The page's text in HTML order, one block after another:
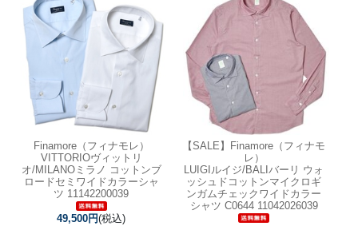
Finamore（フィナモレ）
VITTORIOヴィットリ
オ/MILANOミラノ コットンブ
ロードセミワイドカラーシャ
ツ 11142200039
49,500円(税込)
【SALE】
Finamore（フィナモ
レ）
LUIGIルイジ/BALIバーリ ウォ
ッシュドコットンマイクロギ
ンガムチェックワイドカラー
シャツ C0644 11042026039